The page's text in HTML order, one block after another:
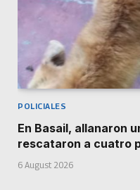
POLICIALES
En Basail, allanaron
rescataron a cuatro
6 August 2026